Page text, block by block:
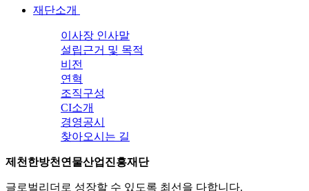
재단소개
이사장 인사말
설립근거 및 목적
비전
연혁
조직구성
CI소개
경영공시
찾아오시는 길
제천한방천연물산업진흥재단
글로벌리더로 성장할 수 있도록 최선을 다합니다.